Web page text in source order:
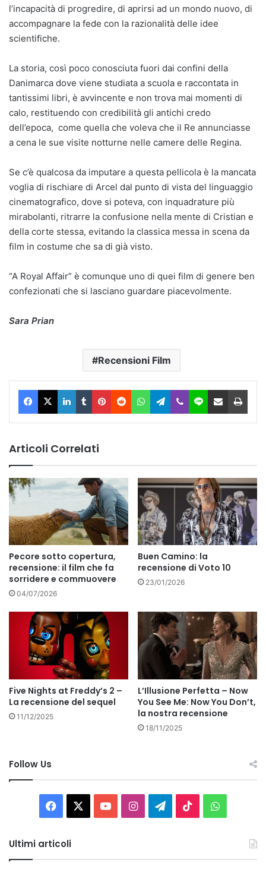
l’incapacità di progredire, di aprirsi ad un mondo nuovo, di
accompagnare la fede con la razionalità delle idee
scientifiche.
La storia, così poco conosciuta fuori dai confini della
Danimarca dove viene studiata a scuola e raccontata in
tantissimi libri, è avvincente e non trova mai momenti di
calo, restituendo con credibilità gli antichi credo
dell’epoca, come quella che voleva che il Re annunciasse
a cena le sue visite notturne nelle camere delle Regina.
Se c’è qualcosa da imputare a questa pellicola è la mancata
voglia di rischiare di Arcel dal punto di vista del linguaggio
cinematografico, dove si poteva, con inquadrature più
mirabolanti, ritrarre la confusione nella mente di Cristian e
della corte stessa, evitando la classica messa in scena da
film in costume che sa di già visto.
“A Royal Affair” è comunque uno di quei film di genere ben
confezionati che si lasciano guardare piacevolmente.
Sara Prian
Recensioni Film
Facebook
X LinkedIn
TumblrPinterest
RedditWhatsAppTelegram
ViberLine Condividi via Email
Articoli Correlati
Pecore sotto copertura,
recensione: il film che fa
sorridere e commuovere
04/07/2026
Buen Camino: la
recensione di Voto 10
23/01/2026
Five Nights at Freddy’s 2 –
La recensione del sequel
11/12/2025
L’Illusione Perfetta – Now
You See Me: Now You Don’t,
la nostra recensione
18/11/2025
Follow Us
Facebook You InstagramTelegram
TikTok
Ultimi articoli